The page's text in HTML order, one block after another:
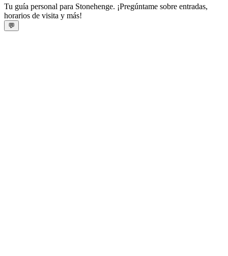
Tu guía personal para Stonehenge. ¡Pregúntame sobre entradas,
horarios de visita y más!
💬